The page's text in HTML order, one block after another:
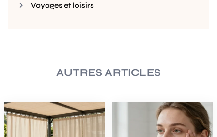
Voyages et loisirs
AUTRES ARTICLES